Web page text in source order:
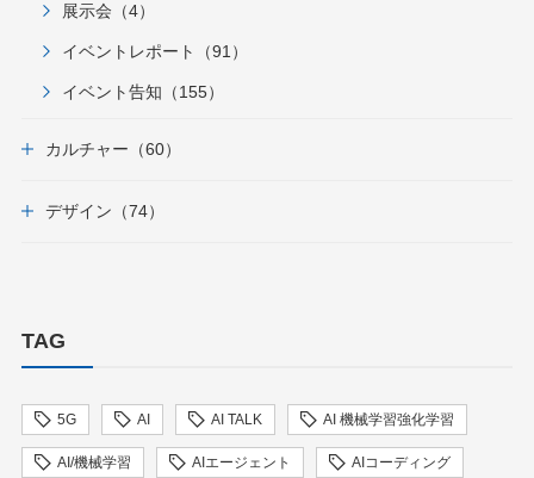
展示会（4）
イベントレポート（91）
イベント告知（155）
カルチャー（60）
デザイン（74）
TAG
5G AI AI TALK AI 機械学習強化学習
AI/機械学習 AIエージェント AIコーディング